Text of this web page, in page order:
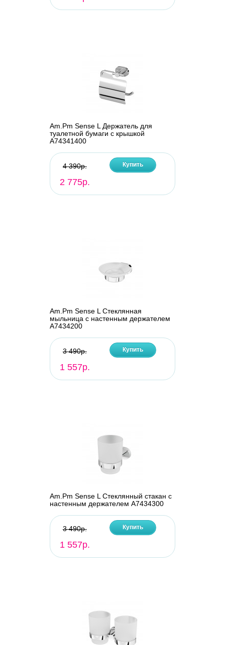
Am.Pm Sense L Держатель для
туалетной бумаги с крышкой
A74341400
4 390р.
2 775р.
Купить
Am.Pm Sense L Стеклянная
мыльница с настенным держателем
A7434200
3 490р.
1 557р.
Купить
Am.Pm Sense L Стеклянный стакан с
настенным держателем A7434300
3 490р.
1 557р.
Купить